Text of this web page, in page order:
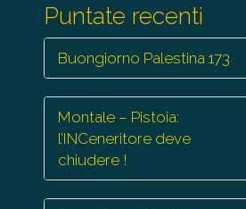
Puntate recenti
Buongiorno Palestina 173
Montale – Pistoia:
l’INCeneritore deve
chiudere !